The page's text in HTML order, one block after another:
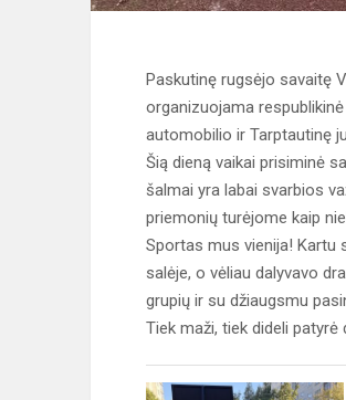
Paskutinę rugsėjo savaitę
organizuojama
automobilio ir Tarptautinę
Šią dieną vaikai prisiminė
šalmai yra labai svarbios
priemonių turėjome kaip
Sportas mus vienija! Kartu
salėje, o vėliau dalyvavo
grupių ir su džiaugsmu
Tiek maži, tiek dideli